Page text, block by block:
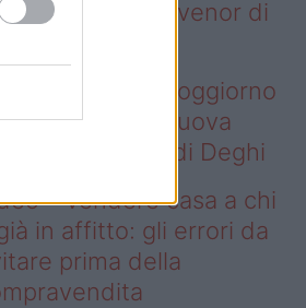
collezione Ivenor di
segreto per un soggiorno
Pinterest? La nuova
Ivenor di Deghi
– Vendere casa a chi
in affitto: gli errori da
prima della